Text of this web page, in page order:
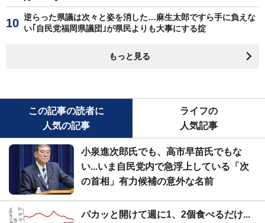
逆らった県議は次々と姿を消した…麻生太郎ですら手に負えな
い｢自民党福岡県議団｣が県民よりも大事にする掟
もっと見る
この記事の読者に
人気の記事
ライフの
人気記事
小泉進次郎氏でも、高市早苗氏でもな
い...いま自民党内で急浮上している「次
の首相」有力候補の意外な名前
パカッと開けて週に1、2個食べるだけ...